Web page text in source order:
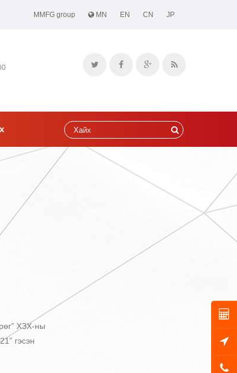
MMFG group MN EN CN JP
ХЗХ-ны
гэсэн